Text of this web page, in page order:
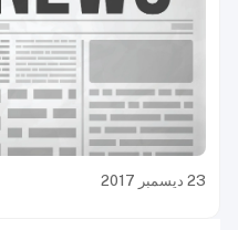
23 ديسمبر 2017